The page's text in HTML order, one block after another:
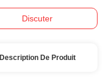
Discuter
Description De Produit